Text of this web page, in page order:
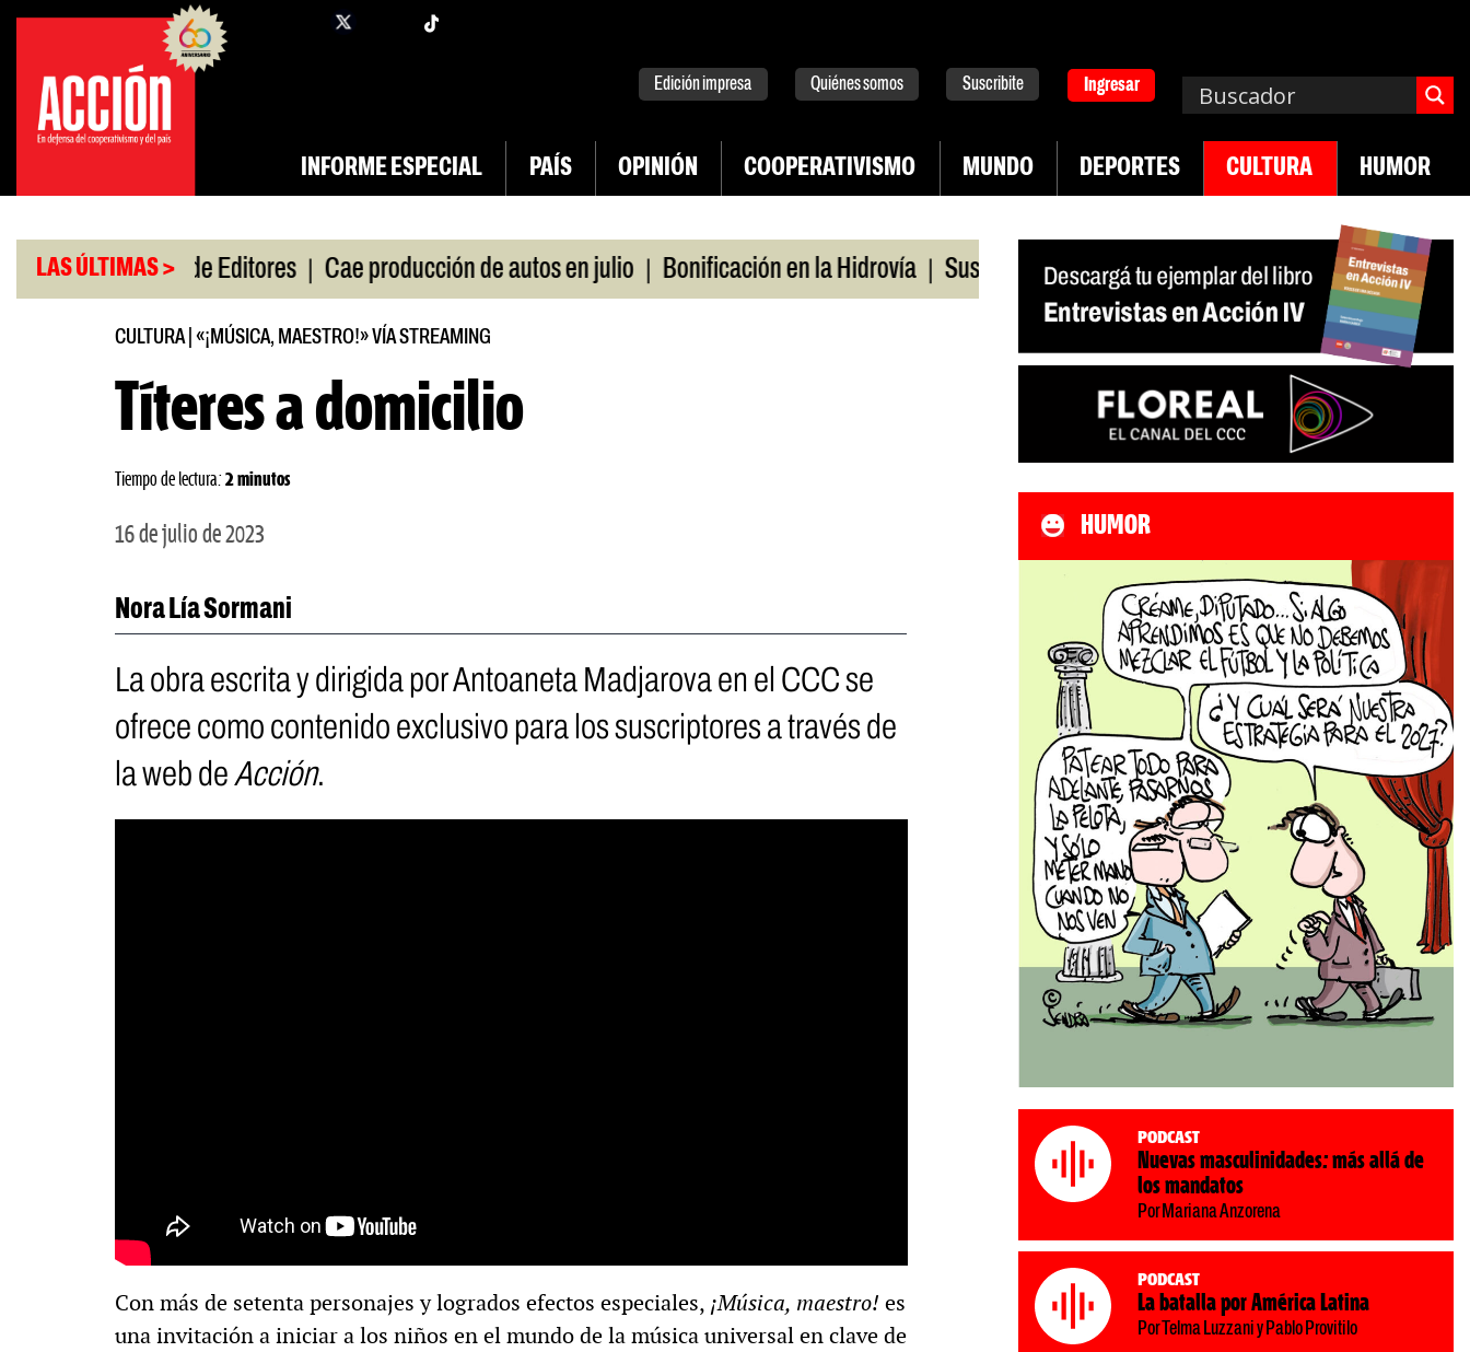
Saltar
contenido
facebook
Edición impresa Quiénes somos Suscribite Ingresar
INFORME ESPECIAL PAÍS OPINIÓN COOPERATIVISMO MUNDO DEPORTES CULTURA HUMOR
LAS ÚLTIMAS >
| Feria de Editores | Cae producción de autos en julio | Bonificación en la Hidrovía | Suspenden desregulación del practicaje | Denuncias por
CULTURA| «¡MÚSICA, MAESTRO!» VÍA STREAMING
Títeres a domicilio
Tiempo de lectura: 2 minutos
16 de julio de 2023
Nora Lía Sormani
La obra escrita y dirigida por Antoaneta Madjarova en el CCC se
ofrece como contenido exclusivo para los suscriptores a través de
la web deAcción.
Con más de setenta personajes y logrados efectos especiales, ¡Música, maestro! es
una invitación a iniciar a los niños en el mundo de la música universal en clave de
HUMOR
Podcast
Nuevas masculinidades: más allá de
los mandatos
Por Mariana Anzorena
Podcast
La batalla por América Latina
Por Telma Luzzani y Pablo Provitilo